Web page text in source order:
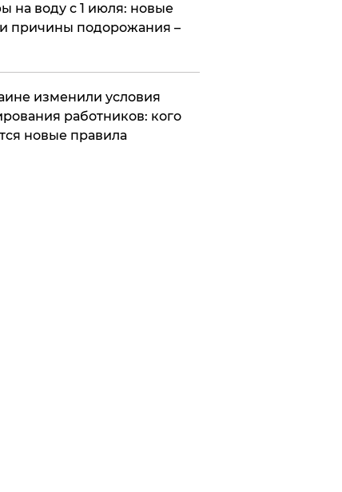
на воду с 1 июля: новые
причины подорожания –
изменили условия
работников: кого
новые правила